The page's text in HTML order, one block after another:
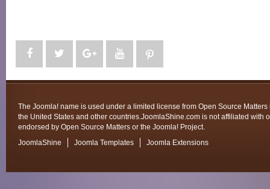
The Joomla! name is used under a limited license from Open Source Matters
the United States and other countries.JoomlaShine.com is not affiliated with
endorsed by Open Source Matters or the Joomla! Project.
JoomlaShine
Joomla Templates Joomla Extensions